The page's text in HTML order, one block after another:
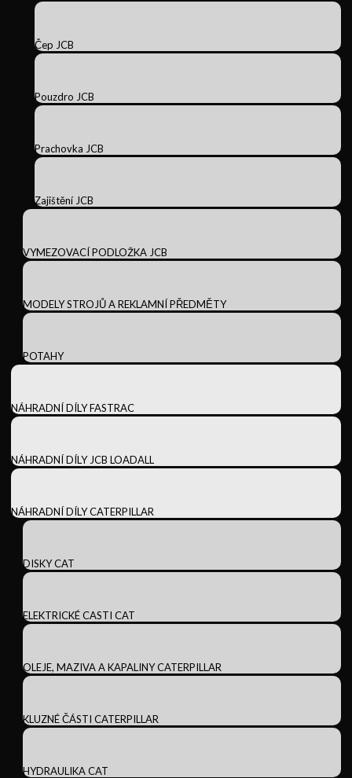
Čep JCB
Pouzdro JCB
Prachovka JCB
Zajištění JCB
VYMEZOVACÍ PODLOŽKA JCB
MODELY STROJŮ A REKLAMNÍ PŘEDMĚTY
POTAHY
NÁHRADNÍ DÍLY FASTRAC
NÁHRADNÍ DÍLY JCB LOADALL
NÁHRADNÍ DÍLY CATERPILLAR
DISKY CAT
ELEKTRICKÉ CASTI CAT
OLEJE, MAZIVA A KAPALINY CATERPILLAR
KLUZNÉ ČÁSTI CATERPILLAR
HYDRAULIKA CAT